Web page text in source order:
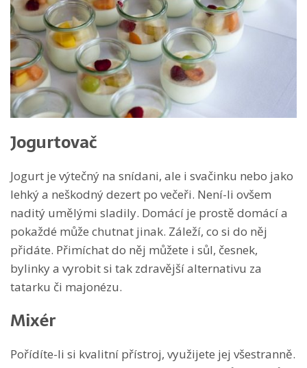
Jogurtovač
Jogurt je výtečný na snídani, ale i svačinku nebo jako
lehký a neškodný dezert po večeři. Není-li ovšem
naditý umělými sladily. Domácí je prostě domácí a
pokaždé může chutnat jinak. Záleží, co si do něj
přidáte. Přimíchat do něj můžete i sůl, česnek,
bylinky a vyrobit si tak zdravější alternativu za
tatarku či majonézu.
Mixér
Pořídíte-li si kvalitní přístroj, využijete jej všestranně.